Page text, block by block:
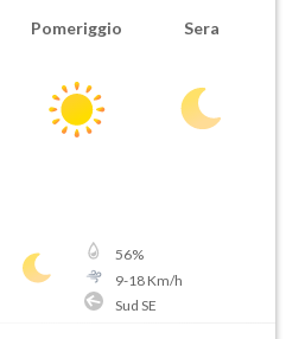
Pomeriggio Sera
56%
9-18Km/h
Sud SE